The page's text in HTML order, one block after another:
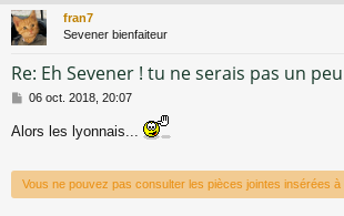
fran7
Sevener bienfaiteur
Re: Eh Sevener ! tu ne serais pas un
M
s
g
e
06 oct. 2018, 20:07
Alors les lyonnais...
Vous ne pouvez pas consulter les pièces jointes insérées à